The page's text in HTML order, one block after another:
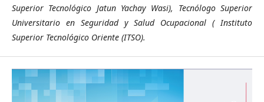
Superior Tecnológico Jatun Yachay Wasi), Tecnólogo Superior
Universitario en Seguridad y Salud Ocupacional ( Instituto
Superior Tecnológico Oriente (ITSO).